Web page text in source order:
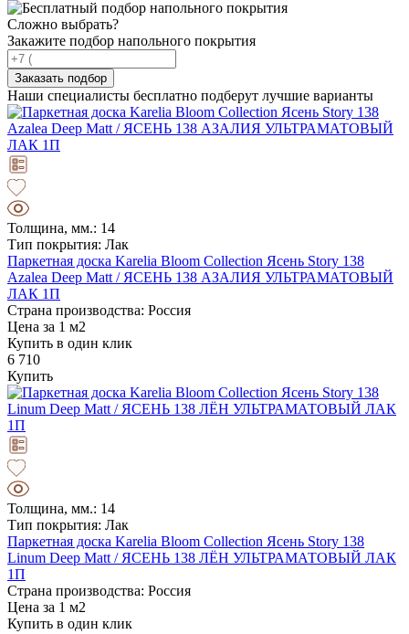
Сложно выбрать?
Закажите подбор напольного покрытия
Заказать подбор
Наши специалисты бесплатно подберут лучшие варианты
Толщина, мм.: 14
Тип покрытия: Лак
Паркетная доска Karelia Bloom Collection Ясень Story 138
Azalea Deep Matt / ЯСЕНЬ 138 АЗАЛИЯ УЛЬТРАМАТОВЫЙ
ЛАК 1П
Страна производства: Россия
Цена за 1 м2
Купить в один клик
6 710
Купить
Толщина, мм.: 14
Тип покрытия: Лак
Паркетная доска Karelia Bloom Collection Ясень Story 138
Linum Deep Matt / ЯСЕНЬ 138 ЛЁН УЛЬТРАМАТОВЫЙ ЛАК
1П
Страна производства: Россия
Цена за 1 м2
Купить в один клик